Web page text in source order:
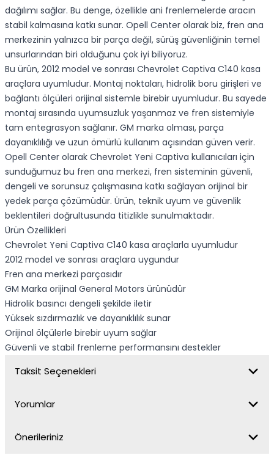
dağılımı sağlar. Bu denge, özellikle ani frenlemelerde aracın
stabil kalmasına katkı sunar. Opell Center olarak biz, fren ana
merkezinin yalnızca bir parça değil, sürüş güvenliğinin temel
unsurlarından biri olduğunu çok iyi biliyoruz.
Bu ürün, 2012 model ve sonrası Chevrolet Captiva C140 kasa
araçlara uyumludur. Montaj noktaları, hidrolik boru girişleri ve
bağlantı ölçüleri orijinal sistemle birebir uyumludur. Bu sayede
montaj sırasında uyumsuzluk yaşanmaz ve fren sistemiyle
tam entegrasyon sağlanır. GM marka olması, parça
dayanıklılığı ve uzun ömürlü kullanım açısından güven verir.
Opell Center olarak Chevrolet Yeni Captiva kullanıcıları için
sunduğumuz bu fren ana merkezi, fren sisteminin güvenli,
dengeli ve sorunsuz çalışmasına katkı sağlayan orijinal bir
yedek parça çözümüdür. Ürün, teknik uyum ve güvenlik
beklentileri doğrultusunda titizlikle sunulmaktadır.
Ürün Özellikleri
Chevrolet Yeni Captiva C140 kasa araçlarla uyumludur
2012 model ve sonrası araçlara uygundur
Fren ana merkezi parçasıdır
GM Marka orijinal General Motors ürünüdür
Hidrolik basıncı dengeli şekilde iletir
Yüksek sızdırmazlık ve dayanıklılık sunar
Orijinal ölçülerle birebir uyum sağlar
Güvenli ve stabil frenleme performansını destekler
Taksit Seçenekleri
Yorumlar
Önerileriniz